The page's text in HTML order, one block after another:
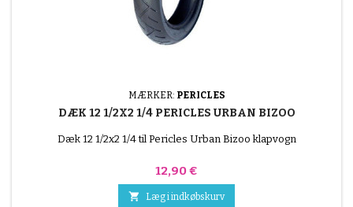
MÆRKER: PERICLES
DÆK 12 1/2X2 1/4 PERICLES URBAN BIZOO
Dæk 12 1/2x2 1/4 til Pericles Urban Bizoo klapvogn
Pris
12,90 €
 Læg i indkøbskurv